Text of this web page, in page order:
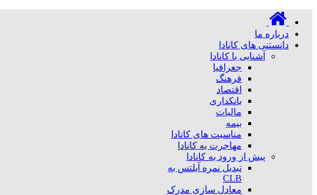
درباره ما
دانستنی های کانادا
آشنایی با کانادا
جغرافیا
فرهنگ
اقتصاد
بانکداری
مالیات
بیمه
مناسبت های کانادا
مهاجرت به کانادا
پیش از ورود به کانادا
تبدیل نمره آیلتس به
CLB
معادل سازی مدرک